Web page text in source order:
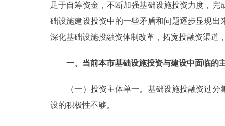
北京概况
ENGLISH
足于自筹资金，不断加强基础设施投资力度，
础设施建设投资中的一些矛盾和问题逐步显现
深化基础设施投融资体制改革，拓宽投融资渠道
一、当前本市基础设施投资与建设中面临的
（一）投资主体单一。基础设施投融资过分
设的积极性不够。